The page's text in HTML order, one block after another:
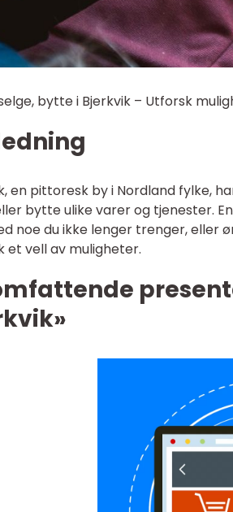
bytte i Bjerkvik – Utforsk
en pittoresk by i Nordland fylke,
bytte ulike varer og tjenester.
noe du ikke lenger trenger, eller
et vell av muligheter.